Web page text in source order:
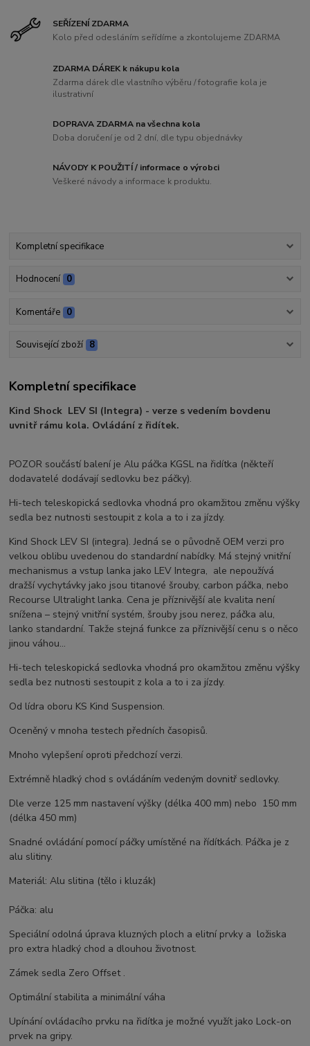
SEŘÍZENÍ ZDARMA
Kolo před odesláním seřídíme a zkontolujeme ZDARMA
ZDARMA DÁREK k nákupu kola
Zdarma dárek dle vlastního výběru / fotografie kola je
ilustrativní
DOPRAVA ZDARMA na všechna kola
Doba doručení je od 2 dní, dle typu objednávky
NÁVODY K POUŽITÍ / informace o výrobci
Veškeré návody a informace k produktu.
Kompletní specifikace
Hodnocení 0
Komentáře 0
Související zboží 8
Kompletní specifikace
Kind Shock LEV SI (Integra) - verze s vedením bovdenu
uvnitř rámu kola. Ovládání z řidítek.
POZOR součástí balení je Alu páčka KGSL na řidítka (někteří
dodavatelé dodávají sedlovku bez páčky).
Hi-tech teleskopická sedlovka vhodná pro okamžitou změnu výšky
sedla bez nutnosti sestoupit z kola a to i za jízdy.
Kind Shock LEV SI (integra). Jedná se o původně OEM verzi pro
velkou oblibu uvedenou do standardní nabídky. Má stejný vnitřní
mechanismus a vstup lanka jako LEV Integra, ale nepoužívá
dražší vychytávky jako jsou titanové šrouby, carbon páčka, nebo
Recourse Ultralight lanka. Cena je příznivější ale kvalita není
snížena – stejný vnitřní systém, šrouby jsou nerez, páčka alu,
lanko standardní. Takže stejná funkce za příznivější cenu s o něco
jinou váhou...
Hi-tech teleskopická sedlovka vhodná pro okamžitou změnu výšky
sedla bez nutnosti sestoupit z kola a to i za jízdy.
Od lídra oboru KS Kind Suspension.
Oceněný v mnoha testech předních časopisů.
Mnoho vylepšení oproti předchozí verzi.
Extrémně hladký chod s ovládáním vedeným dovnitř sedlovky.
Dle verze 125 mm nastavení výšky (délka 400 mm) nebo 150 mm
(délka 450 mm)
Snadné ovládání pomocí páčky umístěné na řídítkách. Páčka je z
alu slitiny.
Materiál: Alu slitina (tělo i kluzák)
Páčka: alu
Speciální odolná úprava kluzných ploch a elitní prvky a ložiska
pro extra hladký chod a dlouhou životnost.
Zámek sedla Zero Offset .
Optimální stabilita a minimální váha
Upínání ovládacího prvku na řidítka je možné využít jako Lock-on
prvek na gripy.